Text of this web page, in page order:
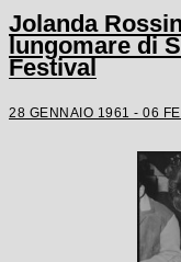
Jolanda
lungomare di
Festival
28 GENNAIO 1961 - 06